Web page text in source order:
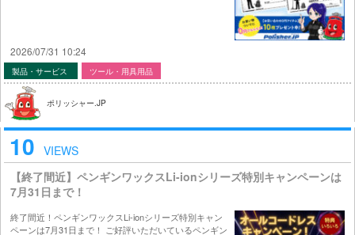
2026/07/31 10:24
製品・サービス ツール・用具用品
ポリッシャー.JP
10 VIEWS
【終了間近】ペンギンワックスLi-ionシリーズ特別キャンペーンは
7月31日まで！
終了間近！ペンギンワックスLi-ionシリーズ特別キャン
ペーンは7月31日まで！ ご好評いただいているペンギン